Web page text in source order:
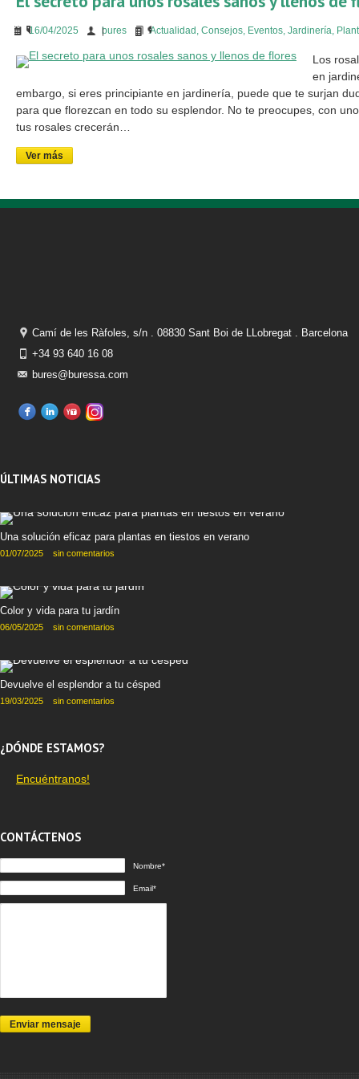
16/04/2025 bures Actualidad , Consejos, Eventos, Jardinería,
Los
en
embargo, si eres principiante en jardinería, puede que te surjan
para que florezcan en todo su esplendor. No te preocupes, con
tus rosales crecerán…
Ver más
Camí de les Ràfoles, s/n . 08830 Sant Boi de LLobregat . Barcelona
+34 93 640 16 08
bures@buressa.com
ÚLTIMAS NOTICIAS
Una solución eficaz para plantas en tiestos en verano
01/07/2025 sin comentarios
Color y vida para tu jardín
06/05/2025 sin comentarios
Devuelve el esplendor a tu césped
19/03/2025 sin comentarios
¿DÓNDE ESTAMOS?
Encuéntranos!
CONTÁCTENOS
Nombre*
Email*
Enviar mensaje